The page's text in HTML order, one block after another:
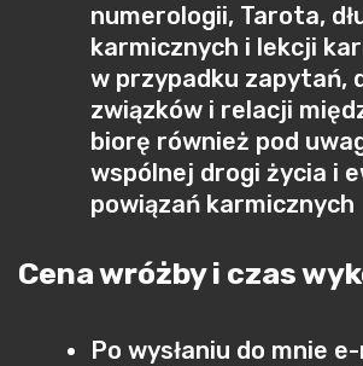
numerologii, Tarota,
karmicznych i lekcji
w przypadku zapytań,
związków i relacji
biorę również pod
wspólnej drogi życia i
powiązań karmicznych
Cena wróżby i czas
Po wysłaniu do mnie